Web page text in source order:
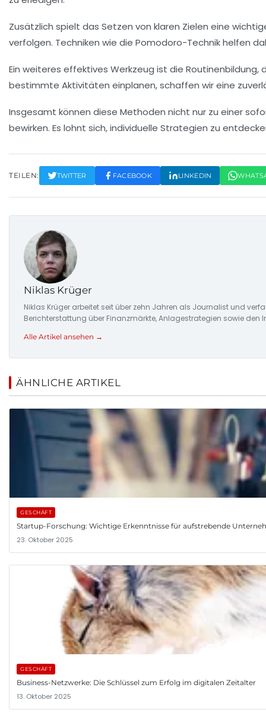
Zusätzlich spielt das Setzen von klaren Zielen eine
verfolgen. Techniken wie die Pomodoro-Technikhelfen
Ein weiteres effektives Werkzeug ist die Routinenbildung,
bestimmte Aktivitäten einplanen, schaffen wir eine
Insgesamt können diese Methoden nicht nur zu einer
bewirken. Es lohnt sich, individuelle Strategien zu
TEILEN: TWITTER FACEBOOK LINKEDIN
Niklas Krüger
Niklas Krüger arbeitet seit über zehn Jahren als Journalist und
Berichterstattung über Finanzmärkte, Anlagestrategien sowie
Alle Artikel ansehen →
ÄHNLICHE ARTIKEL
GESCHÄFT
Startup-Forschung: Wichtige Erkenntnisse für aufstrebende
23. Oktober 2025
GESCHÄFT
Business-Netzwerke: Die Schlüssel zum Erfolg im digitalen Zeitalter
13. Oktober 2025